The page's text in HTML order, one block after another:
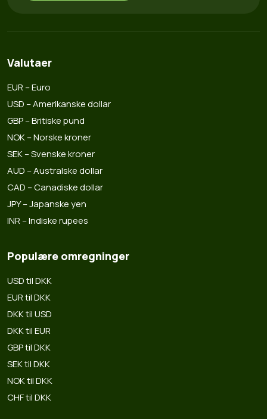
Valutaer
EUR – Euro
USD – Amerikanske dollar
GBP – Britiske pund
NOK – Norske kroner
SEK – Svenske kroner
AUD – Australske dollar
CAD – Canadiske dollar
JPY – Japanske yen
INR – Indiske rupees
Populære omregninger
USD til DKK
EUR til DKK
DKK til USD
DKK til EUR
GBP til DKK
SEK til DKK
NOK til DKK
CHF til DKK